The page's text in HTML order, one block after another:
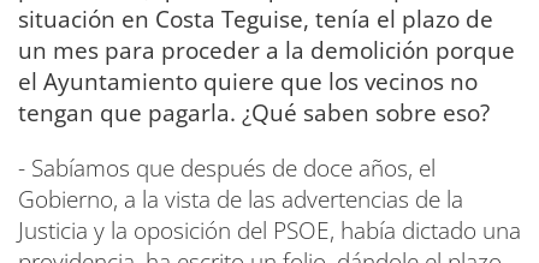
situación en Costa Teguise, tenía el plazo de
un mes para proceder a la demolición porque
el Ayuntamiento quiere que los vecinos no
tengan que pagarla. ¿Qué saben sobre eso?
- Sabíamos que después de doce años, el
Gobierno, a la vista de las advertencias de la
Justicia y la oposición del PSOE, había dictado una